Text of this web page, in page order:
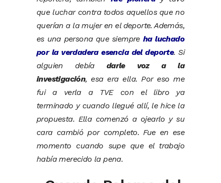
que luchar contra todos aquellos que no
querían a la mujer en el deporte. Además,
es una persona que siempre ha luchado
por la verdadera esencia del deporte. Si
alguien debía darle voz a la
investigación, esa era ella. Por eso me
fui a verla a TVE con el libro ya
terminado y cuando llegué allí, le hice la
propuesta. Ella comenzó a ojearlo y su
cara cambió por completo. Fue en ese
momento cuando supe que el trabajo
había merecido la pena.